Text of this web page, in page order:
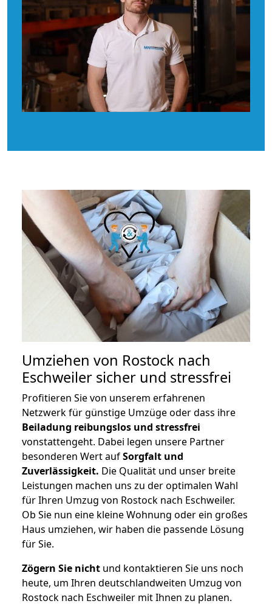
Umziehen von Rostock nach
Eschweiler sicher und stressfrei
Profitieren Sie von unserem erfahrenen
Netzwerk für günstige Umzüge oder dass ihre
Beiladung reibungslos und stressfrei
vonstattengeht. Dabei legen unsere Partner
besonderen Wert aufSorgfalt und
Zuverlässigkeit. Die Qualität und unser breite
Leistungen machen uns zu der optimalen Wahl
für Ihren Umzug von Rostock nach Eschweiler.
Ob Sie nun eine kleine Wohnung oder ein großes
Haus umziehen, wir haben die passende Lösung
für Sie.
Zögern Sie nicht und kontaktieren Sie uns noch
heute, um Ihren deutschlandweiten Umzug von
Rostock nach Eschweiler mit Ihnen zu planen.